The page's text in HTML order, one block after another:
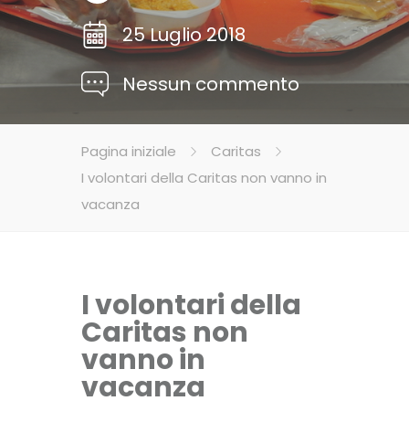
25 Luglio 2018
Nessun commento
Pagina iniziale
Caritas
I volontari della Caritas non vanno in
vacanza
I volontari della
Caritas non
vanno in
vacanza